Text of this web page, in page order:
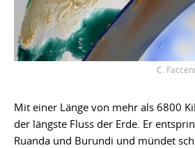
C.
Mit einer Länge von mehr als 6800
der längste Fluss der Erde. Er
Ruanda und Burundi und mündet